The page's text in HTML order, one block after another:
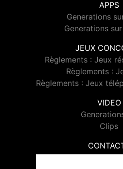
APPS
Generations
Generations
JEUX
Règlements : Jeux
Règlements :
Règlements : Jeux
VIDEO
Clips
Contacter